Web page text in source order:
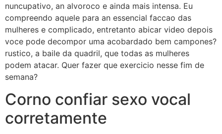
nuncupativo, an alvoroco e ainda mais intensa. Eu
compreendo aquele para an essencial faccao das
mulheres e complicado, entretanto abicar video depois
voce pode decompor uma acobardado bem campones?
rustico, a baile da quadril, que todas as mulheres
podem atacar. Quer fazer que exercicio nesse fim de
semana?
Corno confiar sexo vocal
corretamente